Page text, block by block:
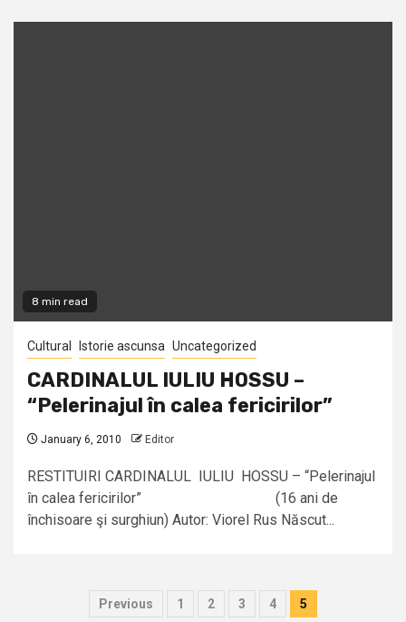
8 min read
Cultural Istorie ascunsa Uncategorized
CARDINALUL IULIU HOSSU –
“Pelerinajul în calea fericirilor”
January 6, 2010 Editor
RESTITUIRI CARDINALUL IULIU HOSSU – “Pelerinajul
în calea fericirilor” (16 ani de
închisoare şi surghiun) Autor: Viorel Rus Născut...
Posts
Previous 1 2 3 4 5